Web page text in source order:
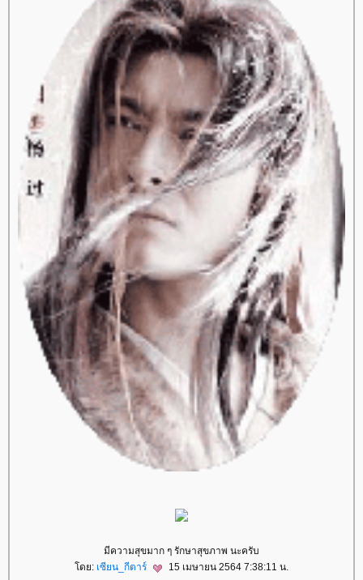
มีความสุขมาก ๆ รักษาสุขภาพ นะครับ
ดย: เซียน_กีตาร์ 15 เมษายน 2564 7:38:11 น.